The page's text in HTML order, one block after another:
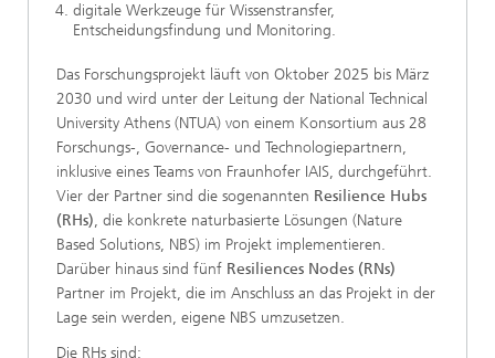
digitale Werkzeuge für Wissenstransfer,
Entscheidungsfindung und Monitoring.
Das Forschungsprojekt läuft von Oktober 2025 bis März
2030 und wird unter der Leitung der National Technical
University Athens (NTUA) von einem Konsortium aus 28
Forschungs-, Governance- und Technologiepartnern,
inklusive eines Teams von Fraunhofer IAIS, durchgeführt.
Vier der Partner sind die sogenannten Resilience Hubs
(RHs), die konkrete naturbasierte Lösungen (Nature
Based Solutions, NBS) im Projekt implementieren.
Darüber hinaus sind fünf Resiliences Nodes (RNs)
Partner im Projekt, die im Anschluss an das Projekt in der
Lage sein werden, eigene NBS umzusetzen.
Die RHs sind: